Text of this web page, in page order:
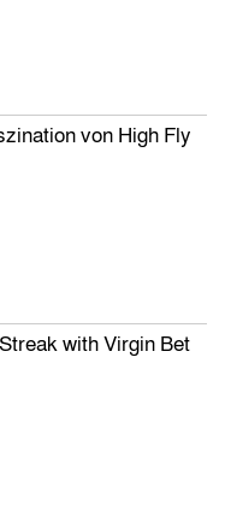
von High Fly
with Virgin Bet